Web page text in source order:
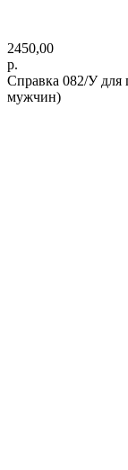
2450,00
р.
Справка 082/У для
мужчин)